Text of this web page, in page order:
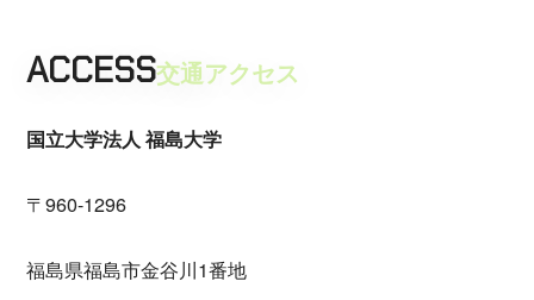
ACCESS交通アクセス
国立大学法人 福島大学
〒960-1296
福島県福島市金谷川1番地